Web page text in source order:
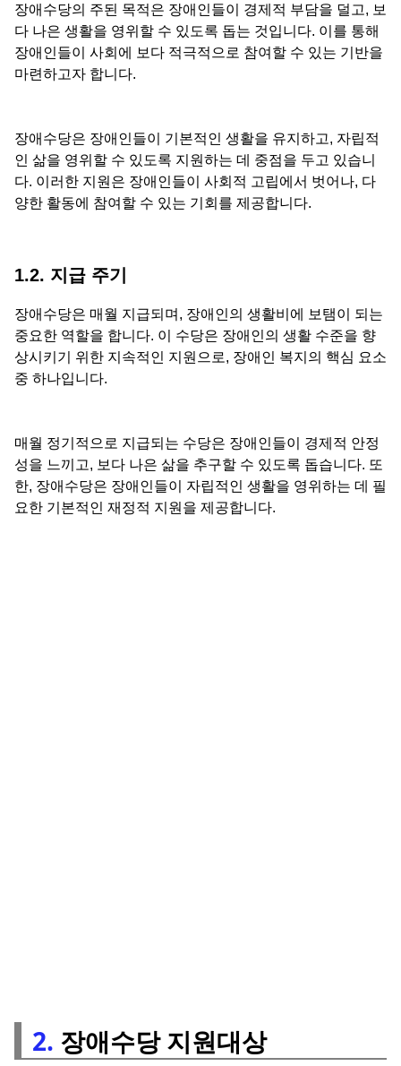
장애수당의 주된 목적은 장애인들이 경제적 부담을 덜고, 보
다 나은 생활을 영위할 수 있도록 돕는 것입니다. 이를 통해
장애인들이 사회에 보다 적극적으로 참여할 수 있는 기반을
마련하고자 합니다.
장애수당은 장애인들이 기본적인 생활을 유지하고, 자립적
인 삶을 영위할 수 있도록 지원하는 데 중점을 두고 있습니
다. 이러한 지원은 장애인들이 사회적 고립에서 벗어나, 다
양한 활동에 참여할 수 있는 기회를 제공합니다.
1.2. 지급 주기
장애수당은 매월 지급되며, 장애인의 생활비에 보탬이 되는
중요한 역할을 합니다. 이 수당은 장애인의 생활 수준을 향
상시키기 위한 지속적인 지원으로, 장애인 복지의 핵심 요소
중 하나입니다.
매월 정기적으로 지급되는 수당은 장애인들이 경제적 안정
성을 느끼고, 보다 나은 삶을 추구할 수 있도록 돕습니다. 또
한, 장애수당은 장애인들이 자립적인 생활을 영위하는 데 필
요한 기본적인 재정적 지원을 제공합니다.
2. 장애수당 지원대상